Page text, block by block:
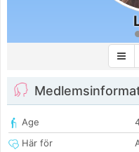
Age
Här för